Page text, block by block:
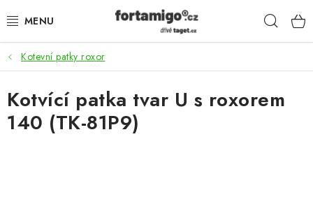
na
SADY - ZVÝHODNĚNÉ
POHONY
SAMONOSNÉ BRÁNY
Kotevní patky roxor
Kotvící patka tvar U s roxorem
140 (TK-81P9)